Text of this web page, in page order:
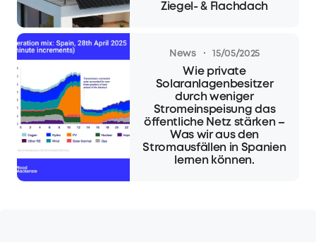
Ziegel- & Flachdach
News · 15/05/2025
Wie private
Solaranlagenbesitzer
durch weniger
Stromeinspeisung das
öffentliche Netz stärken –
Was wir aus den
Stromausfällen in Spanien
lernen können.